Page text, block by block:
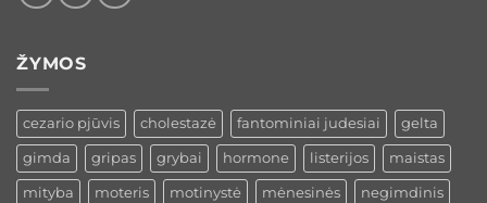
ŽYMOS
cezario pjūvis cholestazė fantominiai judesiai gelta
gimda gripas grybai hormone listerijos maistas
mityba moteris motinystė mėnesinės negimdinis